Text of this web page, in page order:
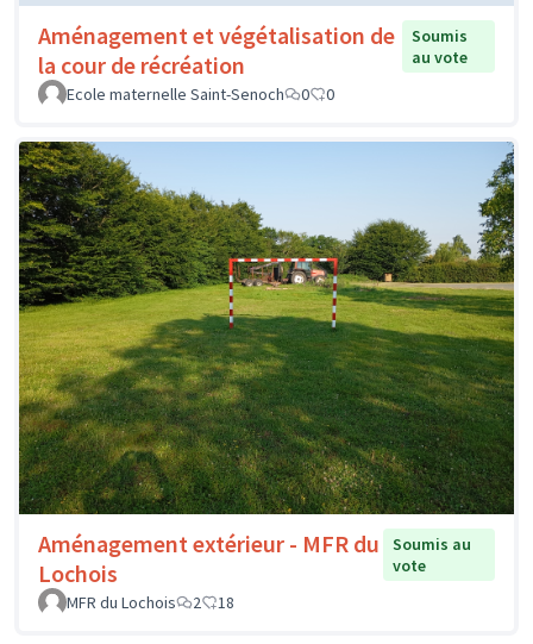
Aménagement et végétalisation de
la cour de récréation
Soumis
au vote
Ecole maternelle Saint-Senoch
0 0
Aménagement extérieur - MFR du
Lochois
Soumis au
vote
MFR du Lochois
2 18